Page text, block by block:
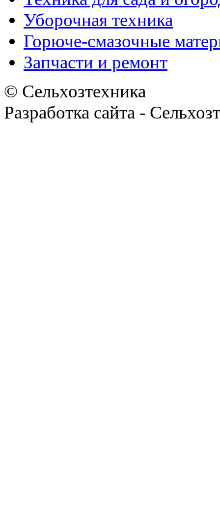
Уборочная техника
Горюче-смазочные
Запчасти и ремонт
© Сельхозтехника
Разработка сайта -